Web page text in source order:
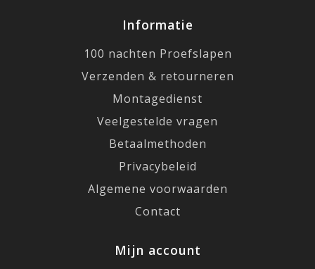
Informatie
100 nachten Proefslapen
Verzenden & retourneren
Montagedienst
Veelgestelde vragen
Betaalmethoden
Privacybeleid
Algemene voorwaarden
Contact
Mijn account